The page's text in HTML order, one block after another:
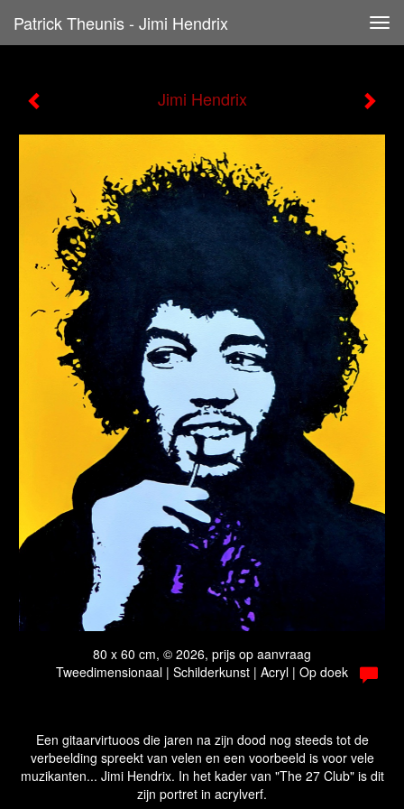
Patrick Theunis - Jimi Hendrix
Jimi Hendrix
80 x 60 cm, © 2026, prijs op aanvraag
Tweedimensionaal | Schilderkunst | Acryl | Op doek
Een gitaarvirtuoos die jaren na zijn dood nog steeds tot de
verbeelding spreekt van velen en een voorbeeld is voor vele
muzikanten... Jimi Hendrix. In het kader van "The 27 Club" is dit
zijn portret in acrylverf.